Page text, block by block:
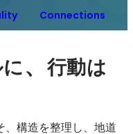
Connections
、 行動は
、構造を整理し、地道